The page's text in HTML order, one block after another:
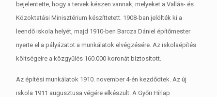
bejelentette, hogy a tervek készen vannak, melyeket a Vallás- és
Közoktatási Minisztérium készíttetett. 1908-ban jelölték ki a
leendő iskola helyét, majd 1910-ben Barcza Dániel építőmester
nyerte el a pályázatot a munkálatok elvégzésére. Az iskolaépítés
költségeire a közgyűlés 160.000 koronát biztosított.
Az építési munkálatok 1910. november 4-én kezdődtek. Az új
iskola 1911 augusztusa végére elkészült. A Győri Hírlap